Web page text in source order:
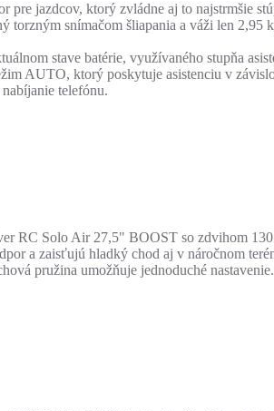
jazdcov, ktorý zvládne aj to najstrmšie
torzným snímačom šliapania a váži len 2,95
stave batérie, využívaného stupňa
AUTO, ktorý poskytuje asistenciu v
telefónu.
RC Solo Air 27,5" BOOST so zdvihom
a zaisťujú hladký chod aj v náročnom
pružina umožňuje jednoduché